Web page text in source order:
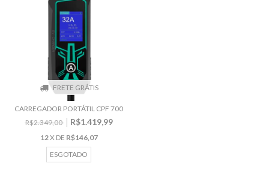
FRETE GRÁTIS
CARREGADOR PORTÁTIL CPF 700
R$2.349,00
R$1.419,99
12X DE R$146,07
ESGOTADO